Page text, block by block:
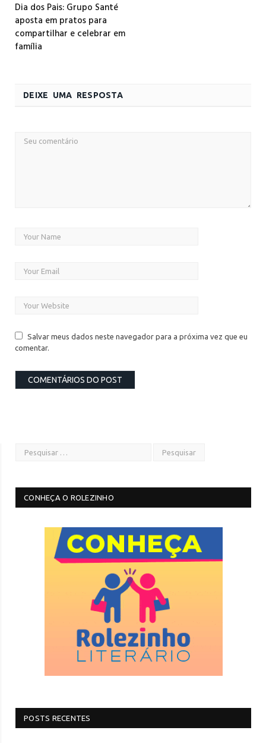
Dia dos Pais: Grupo Santé
aposta em pratos para
compartilhar e celebrar em
família
DEIXE UMA RESPOSTA
Salvar meus dados neste navegador para a próxima vez que eu
comentar.
CONHEÇA O ROLEZINHO
POSTS RECENTES